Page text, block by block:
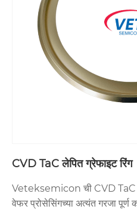
CVD TaC लेपित ग्रेफाइट रिंग
Veteksemicon ची CVD TaC
वेफर प्रोसेसिंगच्या अत्यंत गरजा